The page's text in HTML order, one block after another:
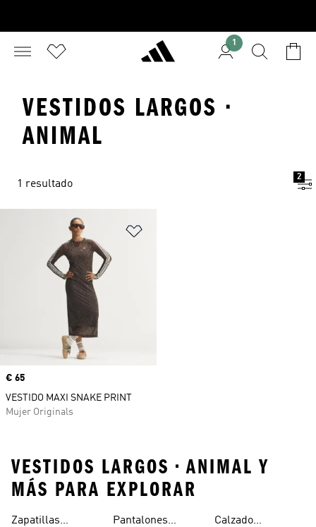
1
VESTIDOS LARGOS ·
ANIMAL
1 resultado
2
Precio
€ 65
VESTIDO MAXI SNAKE PRINT
Mujer Originals
VESTIDOS LARGOS • ANIMAL Y
MÁS PARA EXPLORAR
Zapatillas
Pantalones
Calzado